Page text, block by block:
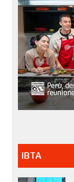
IBTA